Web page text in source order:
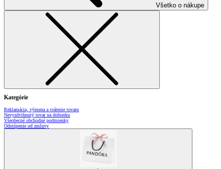
Všetko o nákupe
Kategórie
Reklamácia, výmena a vrátenie tovaru
Nevyzdvihnutý tovar na dobierku
Všeobecné obchodné podmienky
Odstúpenie od zmluvy